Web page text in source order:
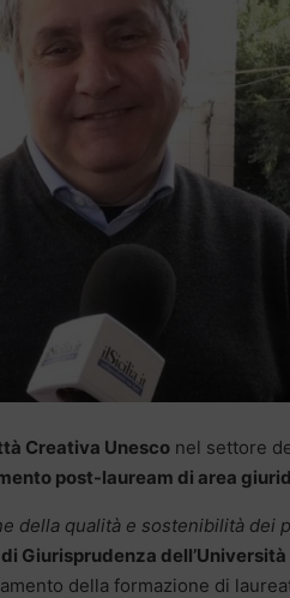
Creativa Unesco nel settore
post-lauream di area
della qualità e sostenibilità dei
Giurisprudenza
della formazione di